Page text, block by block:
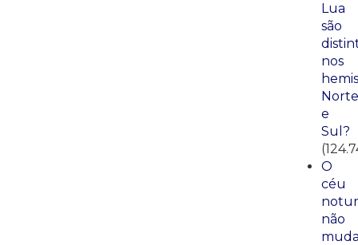
Lua
são
nos
Norte
e
Sul?
O
céu
não